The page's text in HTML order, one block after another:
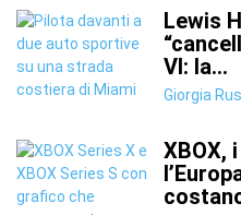
Lewis
VI: la...
Giorgia
XBOX,